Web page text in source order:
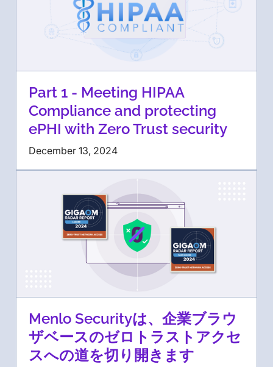
Part 1 - Meeting HIPAA
Compliance and protecting
ePHI with Zero Trust security
December 13, 2024
Menlo Securityは、企業ブラウ
ザベースのゼロトラストアクセ
スへの道を切り開きます